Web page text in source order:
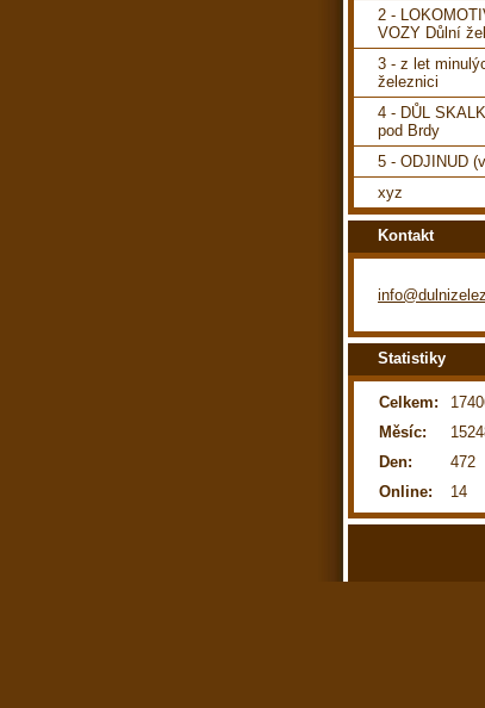
2 -
VOZY Důlní
3 - z let
železnici
4 - DŮL
pod Brdy
5 - ODJINUD
xyz
Kontakt
Statistiky
Online: 14
Celkem:
Měsíc:
Den:
472